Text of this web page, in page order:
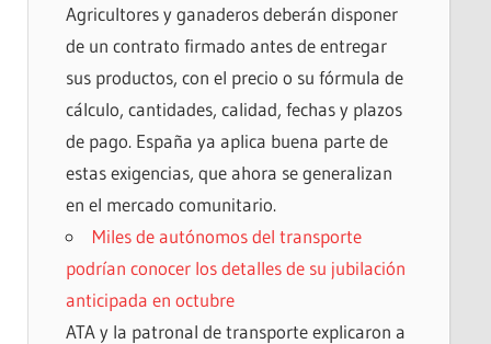
Agricultores y ganaderos deberán disponer
de un contrato firmado antes de entregar
sus productos, con el precio o su fórmula de
cálculo, cantidades, calidad, fechas y plazos
de pago. España ya aplica buena parte de
estas exigencias, que ahora se generalizan
en el mercado comunitario.
Miles de autónomos del transporte
podrían conocer los detalles de su jubilación
anticipada en octubre
ATA y la patronal de transporte explicaron a